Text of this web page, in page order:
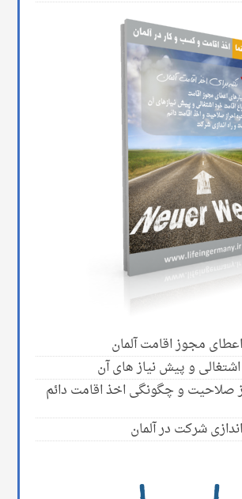
مجوز اقامت آلمان
و پیش نیاز های آن
صلاحیت و چگونگی اخذ اقامت دائم
شرکت در آلمان